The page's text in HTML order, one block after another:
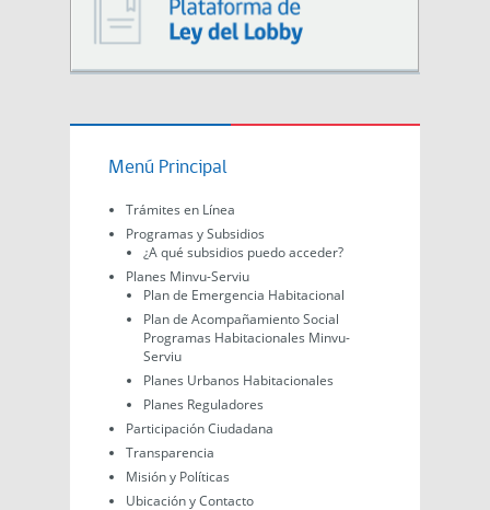
Menú Principal
Trámites en Línea
Programas y Subsidios
¿A qué subsidios puedo acceder?
Planes Minvu-Serviu
Plan de Emergencia Habitacional
Plan de Acompañamiento Social
Programas Habitacionales Minvu-
Serviu
Planes Urbanos Habitacionales
Planes Reguladores
Participación Ciudadana
Transparencia
Misión y Políticas
Ubicación y Contacto